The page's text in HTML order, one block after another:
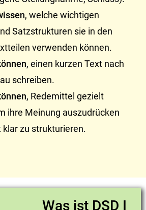
, welche wichtigen
Satzstrukturen sie in den
verwenden können.
, einen kurzen Text nach
schreiben.
, Redemittel gezielt
ihre Meinung auszudrücken
klar zu strukturieren.
ist DSD I